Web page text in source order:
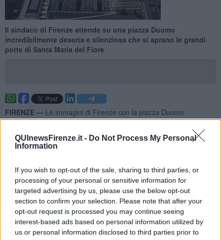
QUInewsFirenze.it - Do Not Process My Personal
Information
If you wish to opt-out of the sale, sharing to third parties, or
processing of your personal or sensitive information for
targeted advertising by us, please use the below opt-out
section to confirm your selection. Please note that after your
opt-out request is processed you may continue seeing
interest-based ads based on personal information utilized by
us or personal information disclosed to third parties prior to
Il sindaco di Firenze attende su una piazza Duomo
incredibilmente deserta e silenziosa che si aprano le grandi
porte di Santa Maria del Fiore
FIRENZE — Le immagini di Firenze con la piazza Duomo
incredibilmente deserta fanno il giro del mondo. Il sindaco da solo,
sul sagrato della Cattedrale, attende che si aprano le porte di Santa
Maria del Fiore.